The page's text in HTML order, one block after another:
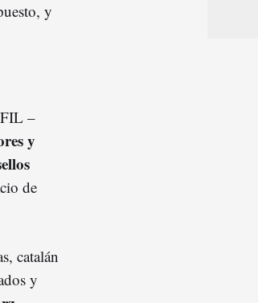
y
–
y
de
catalán
y